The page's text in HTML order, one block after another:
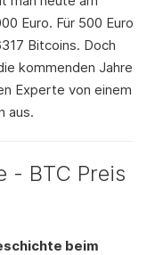
Euro. Für 500 Euro
Bitcoins. Doch
kommenden Jahre
Experte von einem
aus.
- BTC Preis
beim